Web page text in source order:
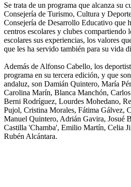
Se trata de un programa que alcanza su
Consejería de Turismo, Cultura y
Consejería de Desarrollo Educativo que
centros escolares y clubes compartiendo
escolares sus experiencias, los valores
que les ha servido también para su vida
Además de Alfonso Cabello, los
programa en su tercera edición, y que
andaluz, son Damián Quintero, María
Carolina Marín, Blanca Manchón,
Berni Rodríguez, Lourdes Mohedano,
Pujol, Cristina Morales, Fátima Gálvez,
Manuel Quintero, Adrián Gavira, Josué
Castilla 'Chamba', Emilio Martín, Celia
Rubén Alcántara.